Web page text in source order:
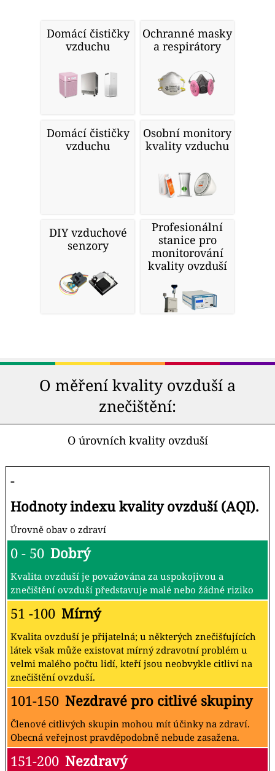
Domácí čističky
vzduchu
Ochranné masky
a respirátory
Domácí čističky
vzduchu
Osobní monitory
kvality vzduchu
DIY vzduchové
senzory
Profesionální
stanice pro
monitorování
kvality ovzduší
O měření kvality ovzduší a
znečištění:
O úrovních kvality ovzduší
-
Hodnoty indexu kvality ovzduší (AQI).
Úrovně obav o zdraví
0 - 50 Dobrý
Kvalita ovzduší je považována za uspokojivou a
znečištění ovzduší představuje malé nebo žádné riziko
51 -100 Mírný
Kvalita ovzduší je přijatelná; u některých znečišťujících
látek však může existovat mírný zdravotní problém u
velmi malého počtu lidí, kteří jsou neobvykle citliví na
znečištění ovzduší.
101-150 Nezdravé pro citlivé skupiny
Členové citlivých skupin mohou mít účinky na zdraví.
Obecná veřejnost pravděpodobně nebude zasažena.
151-200 Nezdravý